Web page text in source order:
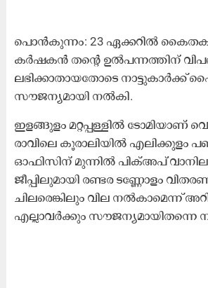
പൊൻകുന്നം: 23 ഏക്കറിൽ
കർഷകൻ തന്റെ ഉൽപന്നത്തിന്
ലഭിക്കാതായതോടെ നാട്ടുകാർക്ക്
സൗജന്യമായി നൽകി.
ഇളങ്ങുളം മറ്റപ്പള്ളിൽ ടോമിയാണ്
രാവിലെ കൂരാലിയിൽ എലിക്കുളം
ഓഫിസിന് മുന്നിൽ പിക്അപ്
ജീപ്പിലുമായി രണ്ടര ടണ്ണോളം
ചിലരെങ്കിലും വില നൽകാമെന്ന്
എല്ലാവർക്കും സൗജന്യമായിതന്നെ